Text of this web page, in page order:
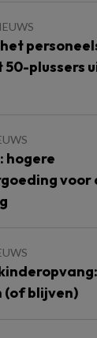
50-plussers
hogere
voor
(of blijven)